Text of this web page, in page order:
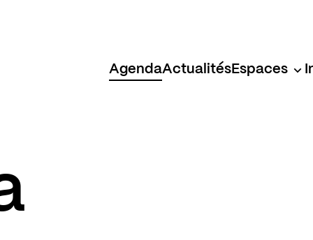
AgendaActualitésEspaces